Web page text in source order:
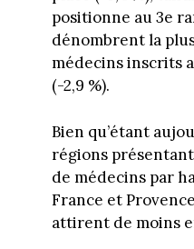
positionne au 3e
dénombrent la
médecins inscrits
(-2,9 %).
Bien qu’étant
régions
de médecins par
France et
attirent de moins